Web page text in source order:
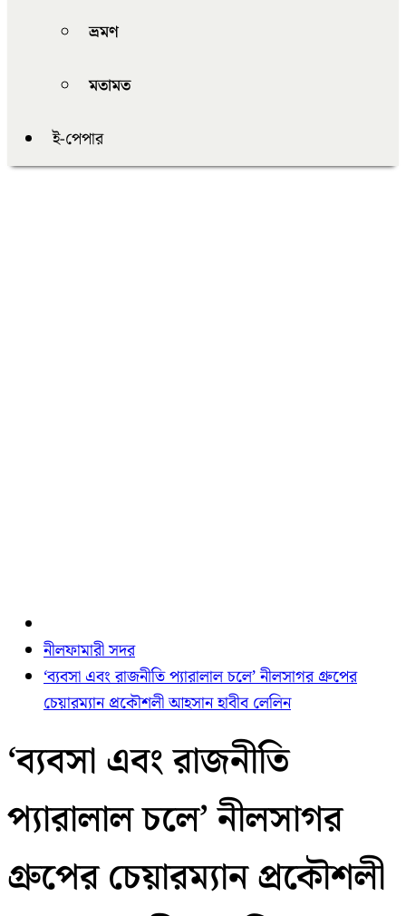
ভ্রমণ
মতামত
ই-পেপার
নীলফামারী সদর
‘ব্যবসা এবং রাজনীতি প্যারালাল চলে’ নীলসাগর গ্রুপের
চেয়ারম্যান প্রকৌশলী আহসান হাবীব লেলিন
‘ব্যবসা এবং রাজনীতি
প্যারালাল চলে’ নীলসাগর
গ্রুপের চেয়ারম্যান প্রকৌশলী